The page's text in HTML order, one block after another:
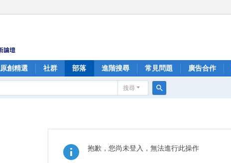
原創精選 社群 部落 進階搜尋 常見問題 廣告合作
搜尋
抱歉，您尚未登入，無法進行此操作